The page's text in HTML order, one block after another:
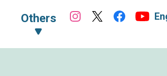
Others